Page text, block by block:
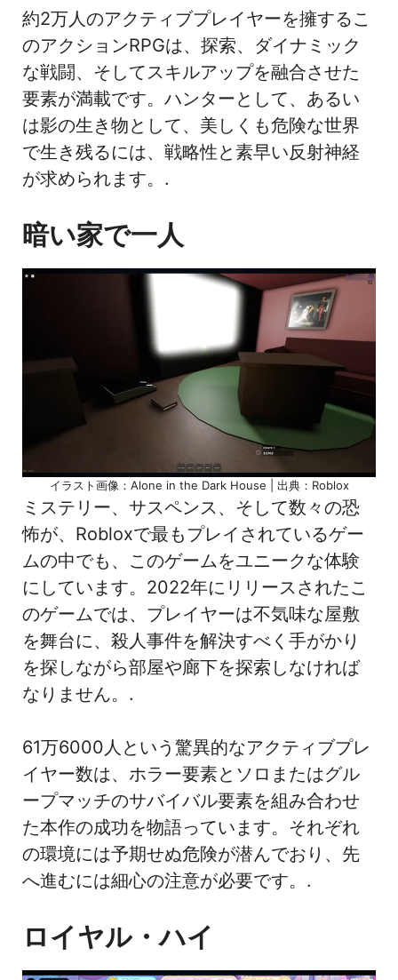
約2万人のアクティブプレイヤーを擁するこ
のアクションRPGは、探索、ダイナミック
な戦闘、そしてスキルアップを融合させた
要素が満載です。ハンターとして、あるい
は影の生き物として、美しくも危険な世界
で生き残るには、戦略性と素早い反射神経
が求められます。.
暗い家で一人
イラスト画像：Alone in the Dark House | 出典：Roblox
ミステリー、サスペンス、そして数々の恐
怖が、Robloxで最もプレイされているゲー
ムの中でも、このゲームをユニークな体験
にしています。2022年にリリースされたこ
のゲームでは、プレイヤーは不気味な屋敷
を舞台に、殺人事件を解決すべく手がかり
を探しながら部屋や廊下を探索しなければ
なりません。.
61万6000人という驚異的なアクティブプレ
イヤー数は、ホラー要素とソロまたはグル
ープマッチのサバイバル要素を組み合わせ
た本作の成功を物語っています。それぞれ
の環境には予期せぬ危険が潜んでおり、先
へ進むには細心の注意が必要です。.
ロイヤル・ハイ